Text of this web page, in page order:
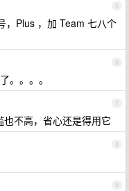
5
，Plus ，加 Team 七八个
6
。。。。
7
不高，省心还是得用它
8
9